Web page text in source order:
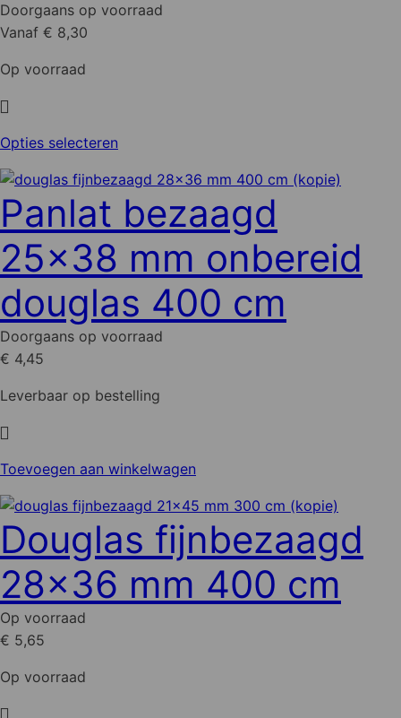
Doorgaans op voorraad
Vanaf € 8,30
Op voorraad
Opties selecteren
heeft
meerdere
variaties.
Deze
optie
kan
gekozen
worden
de
Panlat bezaagd
25x38 mm onbereid
douglas 400 cm
Doorgaans op voorraad
€ 4,45
Leverbaar op bestelling
Toevoegen aan winkelwagen
Douglas fijnbezaagd
28x36 mm 400 cm
Op voorraad
€ 5,65
Op voorraad